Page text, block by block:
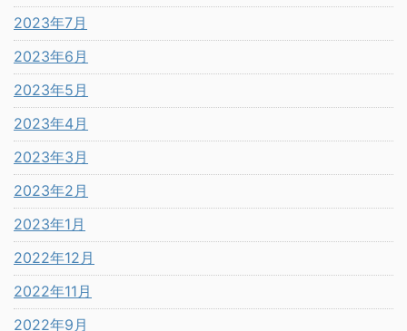
2023年7月
2023年6月
2023年5月
2023年4月
2023年3月
2023年2月
2023年1月
2022年12月
2022年11月
2022年9月